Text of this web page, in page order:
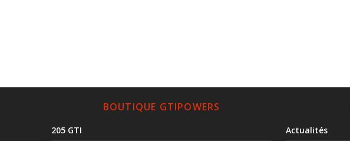
BOUTIQUE GTIPOWERS
205 GTI Actualités